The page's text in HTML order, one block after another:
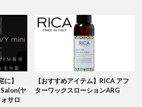
に】
ヤ
サロ
【おすすめアイテム】RICA アフ
ターワックスローションARG